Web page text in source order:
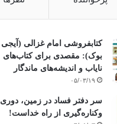
کتابفروشی امام غزالی (آیجی
بوک): مقصدی برای کتاب‌های
نایاب و اندیشه‌های ماندگار
۰۵/۰۳/۱۹
سر دفتر فساد در زمین‌، دوری
وکناره‌گیری از راه خداست‌!